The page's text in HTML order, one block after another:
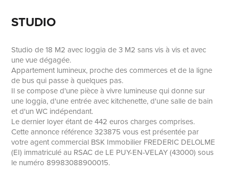
STUDIO
Studio de 18 M2 avec loggia de 3 M2 sans vis à vis et avec
une vue dégagée.
Appartement lumineux, proche des commerces et de la ligne
de bus qui passe à quelques pas.
Il se compose d'une pièce à vivre lumineuse qui donne sur
une loggia, d'une entrée avec kitchenette, d'une salle de bain
et d'un WC indépendant.
Le dernier loyer étant de 442 euros charges comprises.
Cette annonce référence 323875 vous est présentée par
votre agent commercial BSK Immobilier FREDERIC DELOLME
(EI) immatriculé au RSAC de LE PUY-EN-VELAY (43000) sous
le numéro 89983088900015.